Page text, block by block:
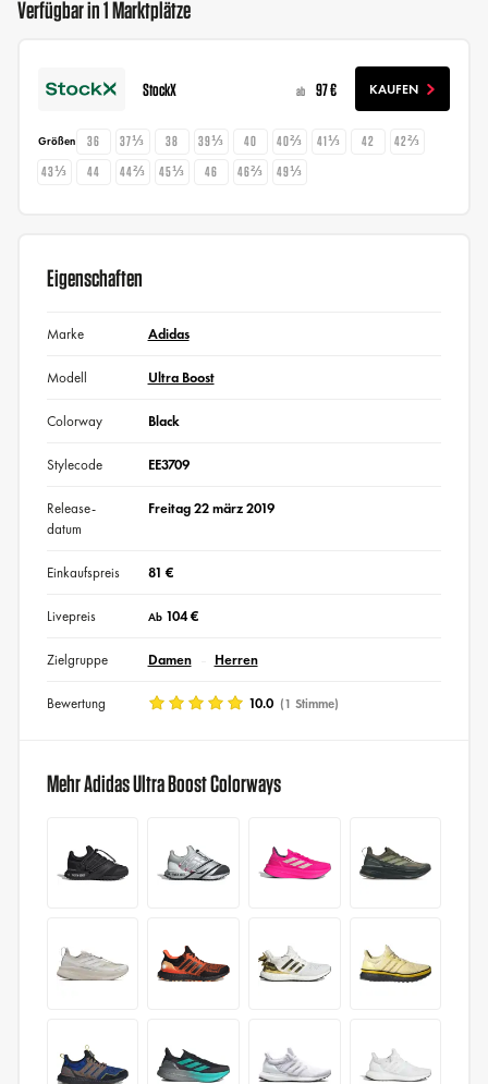
Verfügbar in 1 Marktplätze
StockX ab 97 € KAUFEN
Größen 36 37⅓ 38 39⅓ 40 40⅔ 41⅓ 42
42⅔
43⅓
44 44⅔ 45⅓ 46 46⅔ 49⅓
Eigenschaften
Marke Adidas
Modell Ultra Boost
Colorway Black
Stylecode EE3709
Release-
datum
Freitag 22 märz 2019
Einkaufspreis 81 €
Livepreis Ab104 €
Zielgruppe Damen Herren
Bewertung 10.0 (1 Stimme)
Mehr Adidas Ultra Boost Colorways